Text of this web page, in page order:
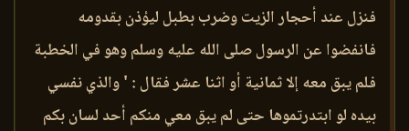
فنزل عند أحجار الزيت وضرب بطبل ليؤذن بقدومه
فانفضوا عن الرسول صلى الله عليه وسلم وهو في الخطبة
فلم يبق معه إلا ثمانية أو اثنا عشر فقال : ' والذي نفسي
بيده لو ابتدرتموها حتى لم يبق معي منكم أحد لسان بكم